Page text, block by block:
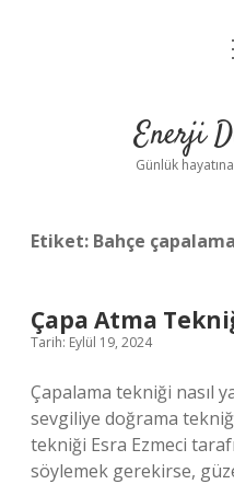
Enerji
Günlük
Etiket: Bahçe
Çapa Atma
Tarih: Eylül 19, 2024
Çapalama tekniği nasıl
sevgiliye doğrama
tekniği Esra Ezmeci
söylemek gerekirse,